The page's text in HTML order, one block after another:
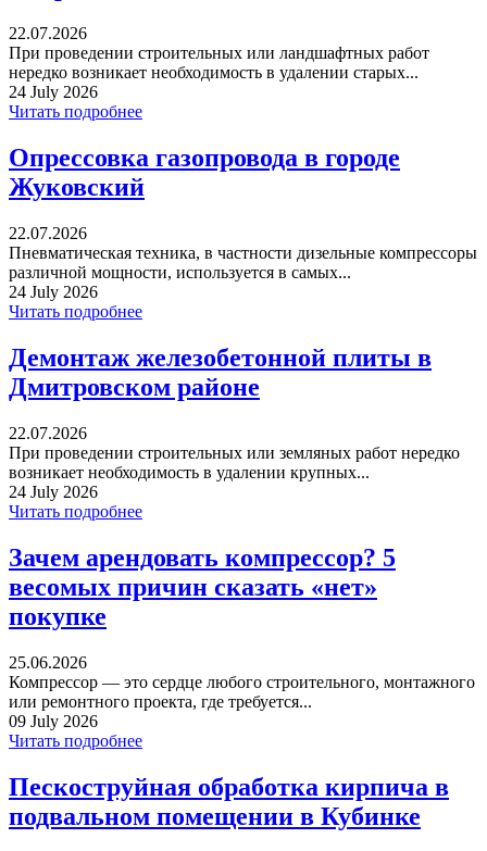
22.07.2026
При проведении строительных или ландшафтных работ
нередко возникает необходимость в удалении старых...
24 July 2026
Читать подробнее
Опрессовка газопровода в городе
Жуковский
22.07.2026
Пневматическая техника, в частности дизельные компрессоры
различной мощности, используется в самых...
24 July 2026
Читать подробнее
Демонтаж железобетонной плиты в
Дмитровском районе
22.07.2026
При проведении строительных или земляных работ нередко
возникает необходимость в удалении крупных...
24 July 2026
Читать подробнее
Зачем арендовать компрессор? 5
весомых причин сказать «нет»
покупке
25.06.2026
Компрессор — это сердце любого строительного, монтажного
или ремонтного проекта, где требуется...
09 July 2026
Читать подробнее
Пескоструйная обработка кирпича в
подвальном помещении в Кубинке